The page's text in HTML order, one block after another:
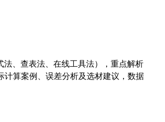
、查表法、在线工具法），重点解析
计算案例、误差分析及选材建议，数据